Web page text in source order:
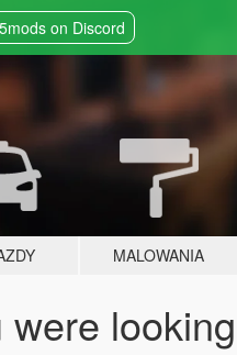
5mods on Discord
MALOWANIA